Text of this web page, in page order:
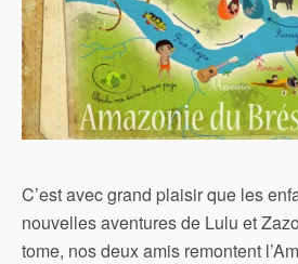
C’est avec grand plaisir que les
nouvelles aventures de Lulu et
tome, nos deux amis remontent